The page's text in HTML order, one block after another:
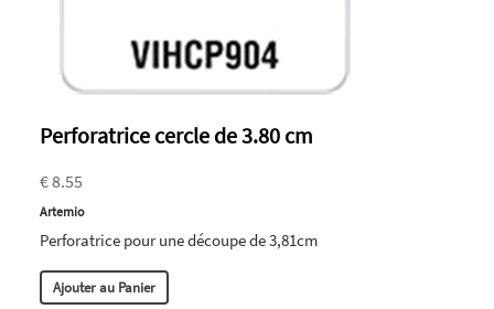
Perforatrice cercle de 3.80 cm
€ 8.55
Artemio
Perforatrice pour une découpe de 3,81cm
Ajouter au Panier